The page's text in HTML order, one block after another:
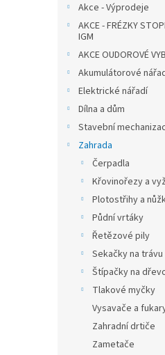
Akce - Výprodeje
AKCE - FRÉZKY
IGM
AKCE OUDOROVÉ
Akumulátorové
Elektrické nářadí
Dílna a dům
Stavební
Zahrada
Čerpadla
Křovinořezy a
Plotostřihy a
Půdní vrtáky
Řetězové pily
Sekačky na trávu
Štípačky na
Tlakové myčky
Vysavače a
Zahradní drtiče
Zametače